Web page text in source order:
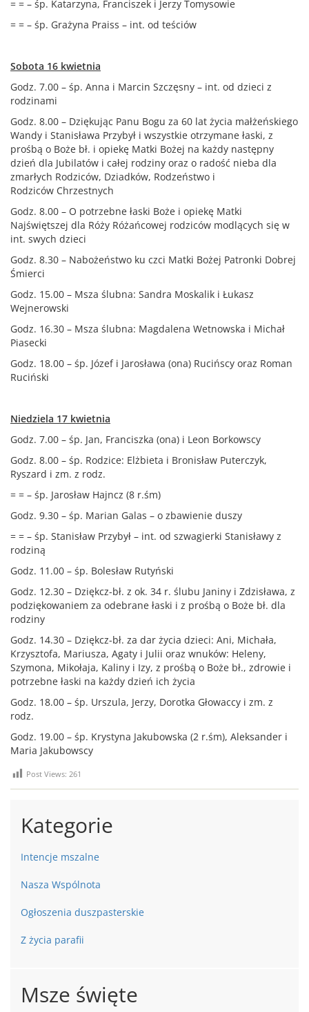
= = – śp. Katarzyna, Franciszek i Jerzy Tomysowie
= = – śp. Grażyna Praiss – int. od teściów
Sobota 16 kwietnia
Godz. 7.00 – śp. Anna i Marcin Szczęsny – int. od dzieci z
rodzinami
Godz. 8.00 – Dziękując Panu Bogu za 60 lat życia małżeńskiego
Wandy i Stanisława Przybył i wszystkie otrzymane łaski, z
prośbą o Boże bł. i opiekę Matki Bożej na każdy następny
dzień dla Jubilatów i całej rodziny oraz o radość nieba dla
zmarłych Rodziców, Dziadków, Rodzeństwo i
Rodziców Chrzestnych
Godz. 8.00 – O potrzebne łaski Boże i opiekę Matki
Najświętszej dla Róży Różańcowej rodziców modlących się w
int. swych dzieci
Godz. 8.30 – Nabożeństwo ku czci Matki Bożej Patronki Dobrej
Śmierci
Godz. 15.00 – Msza ślubna: Sandra Moskalik i Łukasz
Wejnerowski
Godz. 16.30 – Msza ślubna: Magdalena Wetnowska i Michał
Piasecki
Godz. 18.00 – śp. Józef i Jarosława (ona) Rucińscy oraz Roman
Ruciński
Niedziela 17 kwietnia
Godz. 7.00 – śp. Jan, Franciszka (ona) i Leon Borkowscy
Godz. 8.00 – śp. Rodzice: Elżbieta i Bronisław Puterczyk,
Ryszard i zm. z rodz.
= = – śp. Jarosław Hajncz (8 r.śm)
Godz. 9.30 – śp. Marian Galas – o zbawienie duszy
= = – śp. Stanisław Przybył – int. od szwagierki Stanisławy z
rodziną
Godz. 11.00 – śp. Bolesław Rutyński
Godz. 12.30 – Dziękcz-bł. z ok. 34 r. ślubu Janiny i Zdzisława, z
podziękowaniem za odebrane łaski i z prośbą o Boże bł. dla
rodziny
Godz. 14.30 – Dziękcz-bł. za dar życia dzieci: Ani, Michała,
Krzysztofa, Mariusza, Agaty i Julii oraz wnuków: Heleny,
Szymona, Mikołaja, Kaliny i Izy, z prośbą o Boże bł., zdrowie i
potrzebne łaski na każdy dzień ich życia
Godz. 18.00 – śp. Urszula, Jerzy, Dorotka Głowaccy i zm. z
rodz.
Godz. 19.00 – śp. Krystyna Jakubowska (2 r.śm), Aleksander i
Maria Jakubowscy
Post Views: 261
Kategorie
Intencje mszalne
Nasza Wspólnota
Ogłoszenia duszpasterskie
Z życia parafii
Msze święte